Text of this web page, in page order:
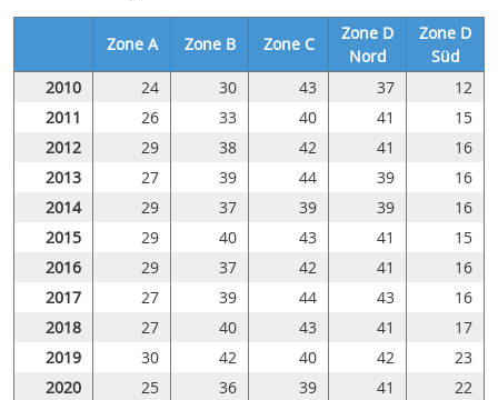
Zone A Zone B Zone C
Zone D
Nord
Zone D
Süd
2010
24 30 43 37
12
2011
26 33 40 41
15
2012
29 38 42 41
16
2013
27 39 44 39
16
2014
29 37 39 39
16
2015
29 40 43 41
15
2016
29 37 42 41
16
2017
27 39 44 43
16
2018
27 40 43 41
17
2019
30 42 40 42
23
2020
25 36 39 41
22